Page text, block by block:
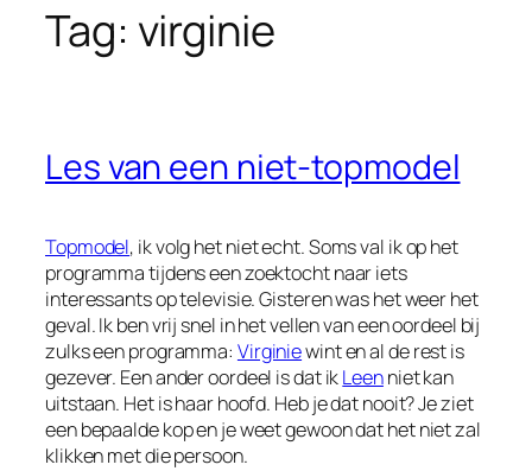
Tag: virginie
Les van een niet-topmodel
Topmodel, ik volg het niet echt. Soms val ik op het
programma tijdens een zoektocht naar iets
interessants op televisie. Gisteren was het weer het
geval. Ik ben vrij snel in het vellen van een oordeel bij
zulks een programma: Virginiewint en al de rest is
gezever. Een ander oordeel is dat ikLeenniet kan
uitstaan. Het is haar hoofd. Heb je dat nooit? Je ziet
een bepaalde kop en je weet gewoon dat het niet zal
klikken met die persoon.